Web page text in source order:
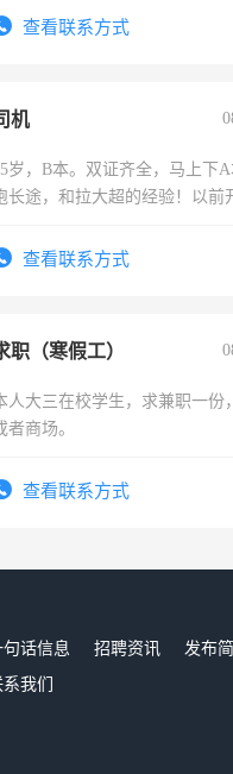
话查看联系方式
机
岁，B本。双证齐全，马上下
长途，和拉大超的经验！以前
查看联系方式
职（寒假工）
人大三在校学生，求兼职一份
者商场。
查看联系方式
句话信息 招聘资讯 发布
我们